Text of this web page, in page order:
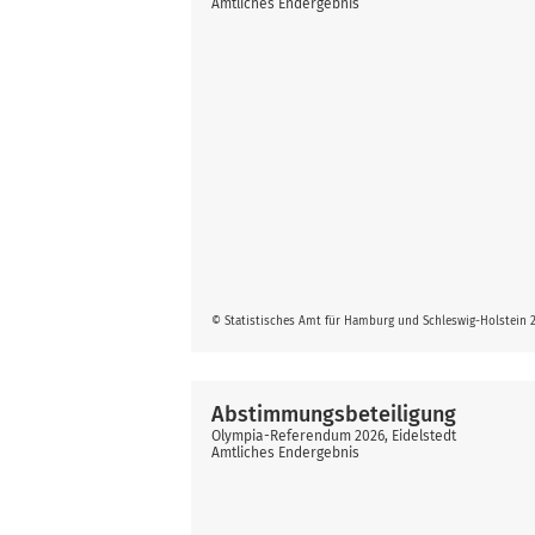
© Statistisches Amt für Hamburg und Schleswig-Holstein
Amtliches Endergebnis
Abstimmungsbeteiligung
Olympia-Referendum 2026, Eidelstedt
Amtliches Endergebnis